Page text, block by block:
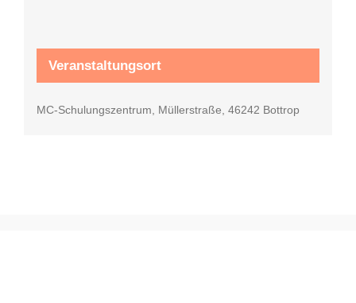
Veranstaltungsort
MC-Schulungszentrum, Müllerstraße, 46242 Bottrop